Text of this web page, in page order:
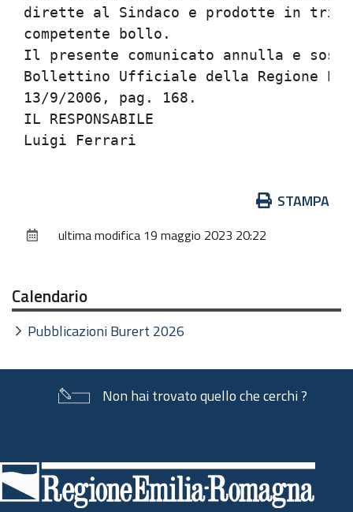
dirette al Sindaco e prodotte in
competente bollo.
Il presente comunicato annulla e
Bollettino Ufficiale della Regione
13/9/2006, pag. 168.
IL RESPONSABILE
documento
STAMPA
ultima modifica 19 maggio 2023 20:22
Calendario
Pubblicazioni Burert 2026
Non hai trovato quello che cerchi ?
di
pagina